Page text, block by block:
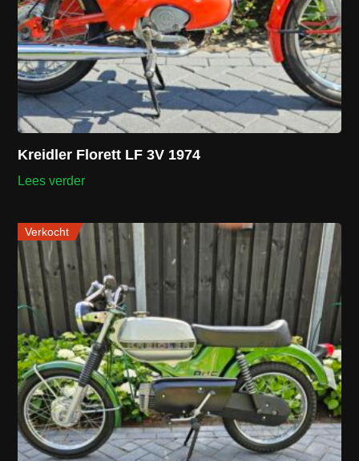
Kreidler Florett LF 3V 1974
Lees verder
Verkocht